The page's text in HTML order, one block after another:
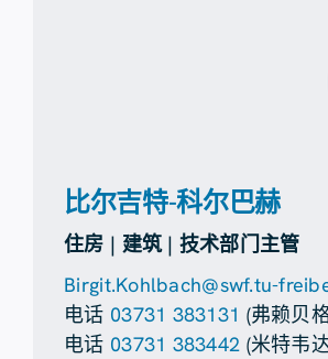
比尔吉特-科尔巴赫
住房 | 建筑 | 技术部门主管
Birgit.Kohlbach@swf.tu-
电话 03731 383131 (弗赖贝格
电话 03731 383442 (米特韦达